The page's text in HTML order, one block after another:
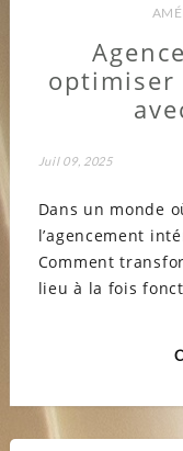
optimiser
Juil 09, 2025
Dans un monde
l’agencement
Comment
lieu à la fois